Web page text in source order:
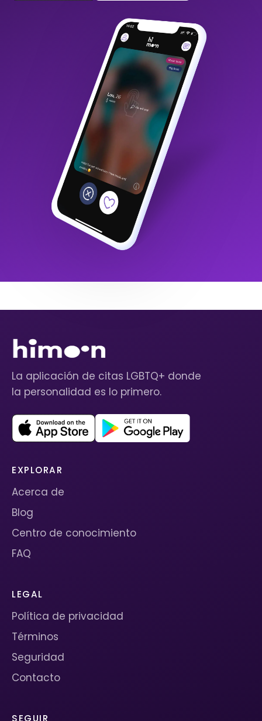
La aplicación de citas LGBTQ+ donde
la personalidad es lo primero.
EXPLORAR
Acerca de
Blog
Centro de conocimiento
FAQ
LEGAL
Política de privacidad
Términos
Seguridad
Contacto